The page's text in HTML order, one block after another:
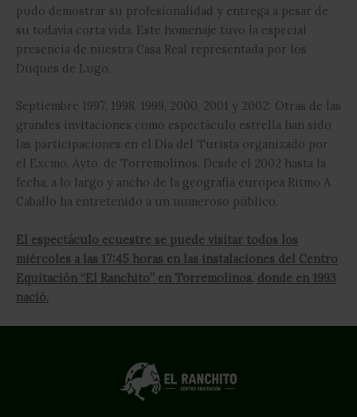
pudo demostrar su profesionalidad y entrega a pesar de
su todavía corta vida. Este homenaje tuvo la especial
presencia de nuestra Casa Real representada por los
Duques de Lugo.
Septiembre 1997, 1998, 1999, 2000, 2001 y 2002: Otras de las
grandes invitaciones como espectáculo estrella han sido
las participaciones en el Día del Turista organizado por
el Excmo. Ayto. de Torremolinos. Desde el 2002 hasta la
fecha, a lo largo y ancho de la geografía europea Ritmo A
Caballo ha entretenido a un numeroso público.
El espectáculo ecuestre se puede visitar todos los
miércoles a las 17:45 horas en las instalaciones del Centro
Equitación “El Ranchito” en Torremolinos, donde en 1993
nació.